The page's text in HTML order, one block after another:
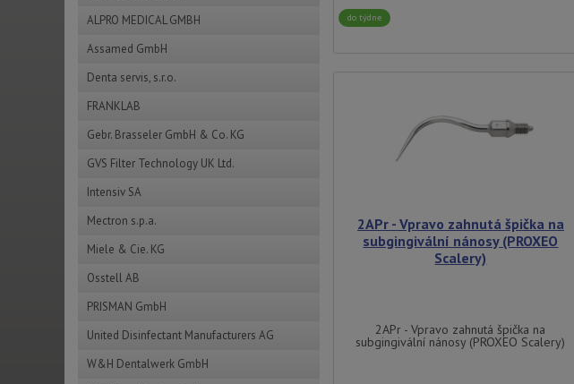
ALPRO MEDICAL GMBH
Assamed GmbH
Denta servis, s.r.o.
FRANKLAB
Gebr. Brasseler GmbH & Co. KG
GVS Filter Technology UK Ltd.
Intensiv SA
Mectron s.p.a.
Miele & Cie. KG
Osstell AB
PRISMAN GmbH
United Disinfectant Manufacturers AG
W&H Dentalwerk GmbH
do týdne
2APr - Vpravo zahnutá špička na
subgingivální nánosy (PROXEO
Scalery)
2APr - Vpravo zahnutá špička na
subgingivální nánosy (PROXEO Scalery)